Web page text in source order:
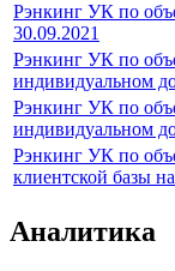
Рэнкинг УК по
30.09.2021
Рэнкинг УК по
индивидуальном
Рэнкинг УК по
индивидуальном
Рэнкинг УК по
клиентской базы
Аналитика